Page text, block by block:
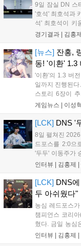
9일 잠실 DN 스
'호석' 최호석과
석' 최호석이 키
진출했고, '찬'은
경기결과 | 김홍
[뉴스] 잔홍,
동! '이환' 1.3
'이환'의 1.3 버
일까지 진행된
스토리 6장이
등장한다. 여름
의성도 강화된
공되며, 상세 일
게임뉴스 | 이성혁
[LCK] DNS '
8일 펼쳐진
드포스를 2:0으
'두두' 이동주가
다. 먼저 오랜만
인터뷰 | 김홍제 |
[LCK] DNS
두 아쉬웠다"
농심 레드포스
챔피언스 코리
혔다. 금일 농심
패를 당하고 말
인터뷰 | 김홍제 |